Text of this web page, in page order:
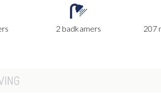
2 badkamers 207